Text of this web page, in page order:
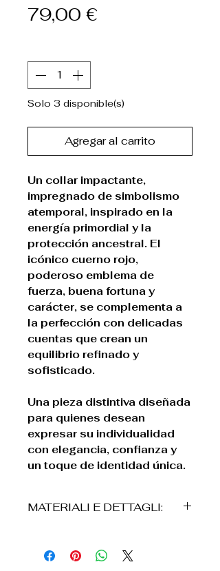
79,00 €
Solo 3 disponible(s)
Agregar al carrito
Un collar impactante,
impregnado de simbolismo
atemporal, inspirado en la
energía primordial y la
protección ancestral. El
icónico cuerno rojo,
poderoso emblema de
fuerza, buena fortuna y
carácter, se complementa a
la perfección con delicadas
cuentas que crean un
equilibrio refinado y
sofisticado.
Una pieza distintiva diseñada
para quienes desean
expresar su individualidad
con elegancia, confianza y
un toque de identidad única.
MATERIALI E DETTAGLI:
inossidabile